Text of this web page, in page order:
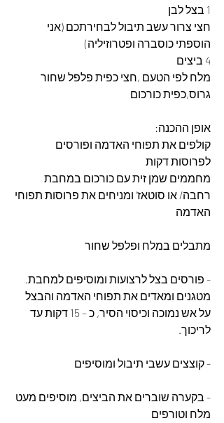
1 בצל לבן
חצי צרור עשב תיבול לבחירתכם (אני
הוספתי כוסברה ופטרוזיליה)
4 ביצים
מלח לפי הטעם ,חצי כפית פלפל שחור
גרוס,כפית כורכום
אופן ההכנה:
קולפים את תפוחי האדמה ופורסים
לפרוסות דקות
מחממים שמן זית עם כורכום במחבת
רחבה/ או סוטאז’ ומניחים את פרוסות תפוחי
האדמה
מתבלים במלח ופלפל שחור
- פורסים בצל לרצועות ומוסיפים למחבת.
מטגנים ומאדים את תפוחי האדמה והבצל
על אש נמוכה וכיסוי הסיר, כ – 15 דקות עד
לריכוך.
- קוצצים עשבי תיבול ומוסיפים
- בקערה שוברים את הביצים, מוסיפים מעט
מלח וטורפים